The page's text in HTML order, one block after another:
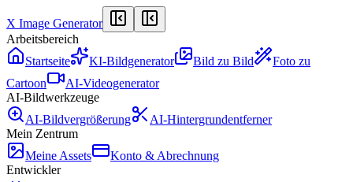
X Image Generator
Arbeitsbereich
Startseite
KI-Bildgenerator Bild zu Bild
Foto zu
Cartoon
AI-Videogenerator
AI-Bildwerkzeuge
AI-Bildvergrößerung
AI-Hintergrundentferner
Mein Zentrum
Meine Assets
Konto & Abrechnung
Entwickler